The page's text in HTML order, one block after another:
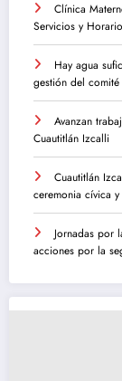
Clínica
Servicios y
Hay agua
gestión del
Avanzan
Cuautitlán Izcalli
Cuautitlán
ceremonia cívica
Jornadas por
acciones por la